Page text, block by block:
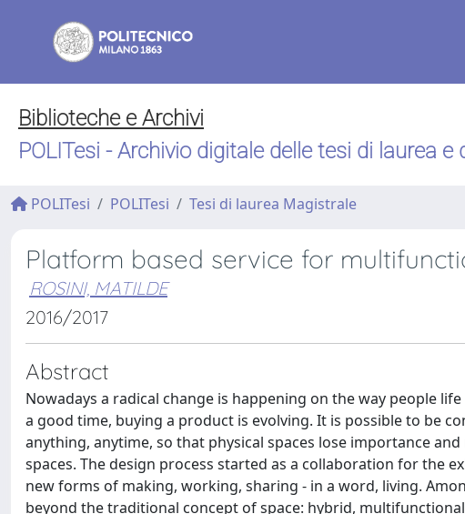
Biblioteche e Archivi
POLITesi - Archivio digitale delle tesi di laurea
POLITesi POLITesi Tesi di laurea Magistrale
Platform based service for
ROSINI, MATILDE
2016/2017
Abstract
Nowadays a radical change is happening on the way people
a good time, buying a product is evolving. It is possible to be
anything, anytime, so that physical spaces lose importance
spaces. The design process started as a collaboration for the
new forms of making, working, sharing - in a word, living.
beyond the traditional concept of space: hybrid,